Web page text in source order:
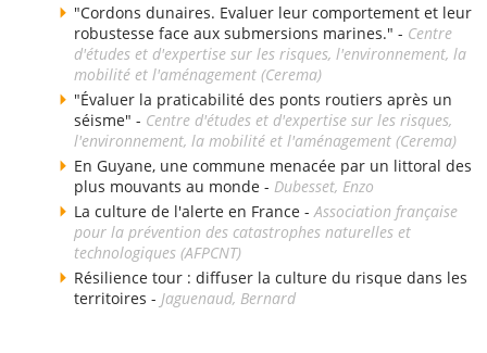
"Cordons dunaires. Evaluer leur comportement et leur
robustesse face aux submersions marines." - Centre
d'études et d'expertise sur les risques, l'environnement, la
mobilité et l'aménagement (Cerema)
"Évaluer la praticabilité des ponts routiers après un
séisme" - Centre d'études et d'expertise sur les risques,
l'environnement, la mobilité et l'aménagement (Cerema)
En Guyane, une commune menacée par un littoral des
plus mouvants au monde - Dubesset, Enzo
La culture de l'alerte en France -Association française
pour la prévention des catastrophes naturelles et
technologiques (AFPCNT)
Résilience tour : diffuser la culture du risque dans les
territoires - Jaguenaud, Bernard